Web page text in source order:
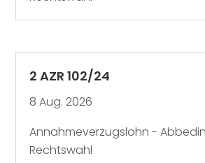
2 AZR 102/24
8 Aug. 2026
Annahmeverzugslohn -
Rechtswahl